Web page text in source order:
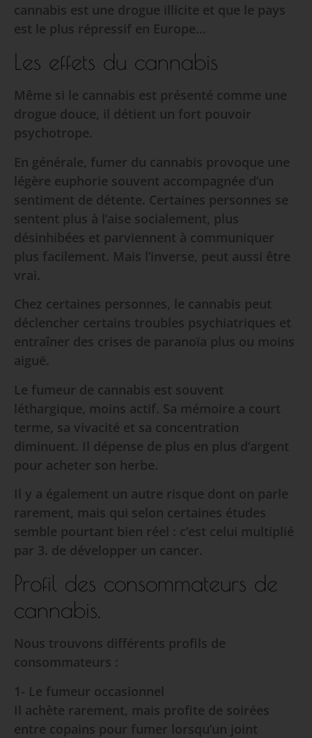
cannabis est une drogue illicite et que le pays
est le plus répressif en Europe…
Les effets du cannabis
Même si le cannabis est présenté comme une
drogue douce, il détient un fort pouvoir
psychotrope.
En générale, fumer du cannabis provoque une
légère euphorie souvent accompagnée d’un
sentiment de détente. Certaines personnes se
sentent plus à l’aise socialement, plus
désinhibées et parviennent à communiquer
plus facilement. Mais l’inverse, peut aussi être
vrai.
Chez certaines personnes, le cannabis peut
déclencher certains troubles psychiatriques et
entraîner des crises de paranoïa plus ou moins
aiguë.
Le fumeur de cannabis est souvent
léthargique, moins actif. Sa mémoire a court
terme, sa vivacité et sa concentration
diminuent. Il dépense de plus en plus d’argent
pour acheter son herbe.
Il y a également un autre risque dont on parle
rarement, mais qui selon certaines études
semble pourtant bien réel : c’est celui multiplié
par 3. de développer un cancer.
Profil des consommateurs de
cannabis.
Nous trouvons différents profils de
consommateurs :
1- Le fumeur occasionnel
Il achète rarement, mais profite de soirées
entre copains pour fumer lorsqu’un joint